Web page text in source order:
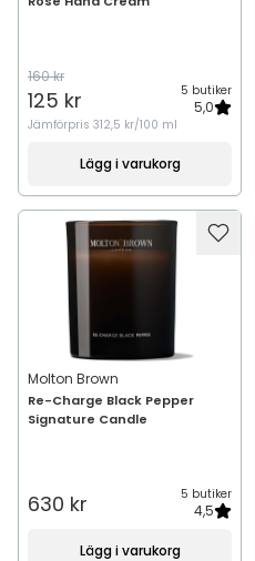
160 kr
125 kr 5 butiker
5,0
Jämförpris 312,5 kr/100 ml
Lägg i varukorg
Molton Brown
Re-Charge Black Pepper
Signature Candle
630 kr 5 butiker
4,5
Lägg i varukorg